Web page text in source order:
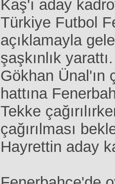
Kaş'ı aday
Türkiye Futbol
açıklamayla
şaşkınlık
Gökhan Ünal'ın
hattına
Tekke
çağırılması
Hayrettin aday